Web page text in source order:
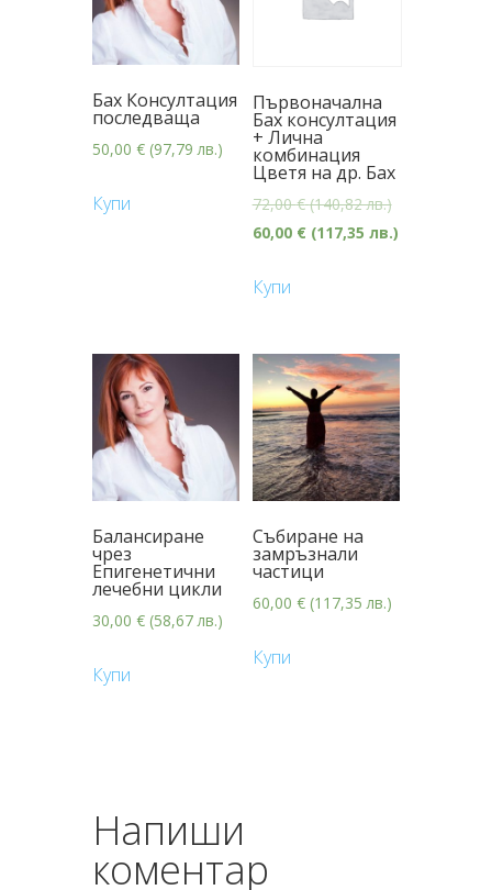
Бах Консултация
последваща
50,00 € (97,79 лв.)
Купи
Първоначална
Бах консултация
+ Лична
комбинация
Цветя на др. Бах
72,00€ (140,82 лв.)
60,00 € (117,35 лв.)
Купи
Балансиране
чрез
Епигенетични
лечебни цикли
30,00 € (58,67 лв.)
Купи
Събиране на
замръзнали
частици
60,00 € (117,35 лв.)
Купи
Напиши
коментар